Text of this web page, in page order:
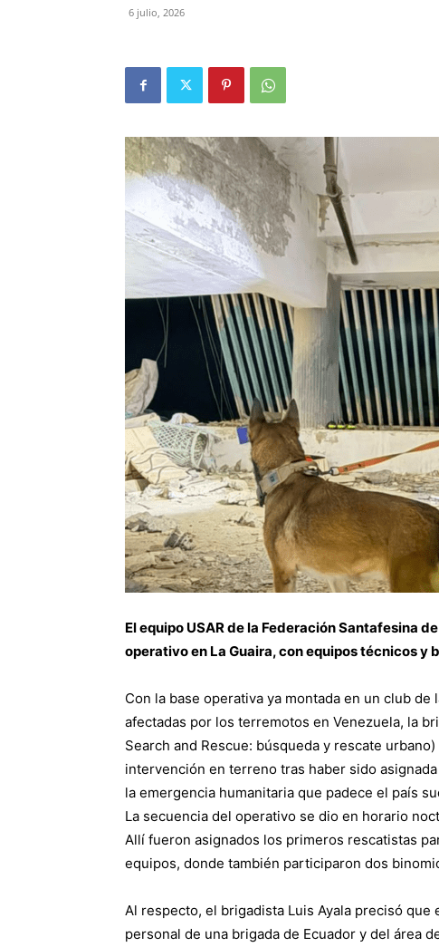
6 julio, 2026
El equipo USAR de la Federación Santafesina
operativo en La Guaira, con equipos técnicos y
Con la base operativa ya montada en un club
afectadas por los terremotos en Venezuela, la
Search and Rescue: búsqueda y rescate
intervención en terreno tras haber sido
la emergencia humanitaria que padece el país
La secuencia del operativo se dio en horario
Allí fueron asignados los primeros rescatistas
equipos, donde también participaron dos
Al respecto, el brigadista Luis Ayala precisó
personal de una brigada de Ecuador y del área